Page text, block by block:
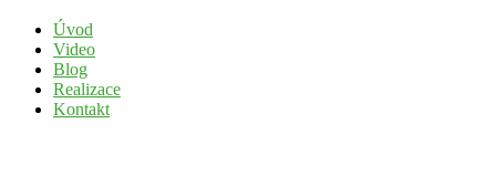
Úvod
Video
Blog
Realizace
Kontakt